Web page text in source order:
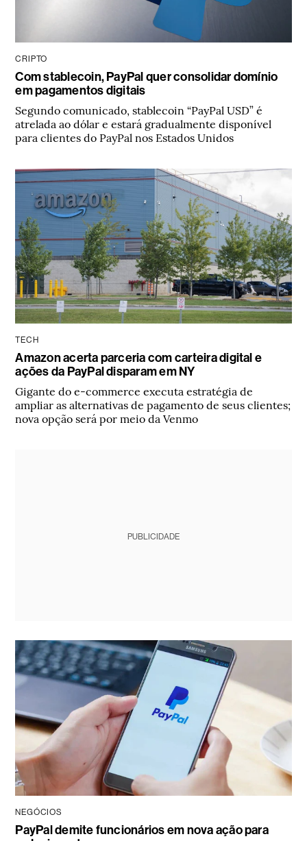
CRIPTO
Com stablecoin, PayPal quer consolidar domínio
em pagamentos digitais
Segundo comunicado, stablecoin “PayPal USD” é
atrelada ao dólar e estará gradualmente disponível
para clientes do PayPal nos Estados Unidos
TECH
Amazon acerta parceria com carteira digital e
ações da PayPal disparam em NY
Gigante do e-commerce executa estratégia de
ampliar as alternativas de pagamento de seus clientes;
nova opção será por meio da Venmo
PUBLICIDADE
NEGÓCIOS
PayPal demite funcionários em nova ação para